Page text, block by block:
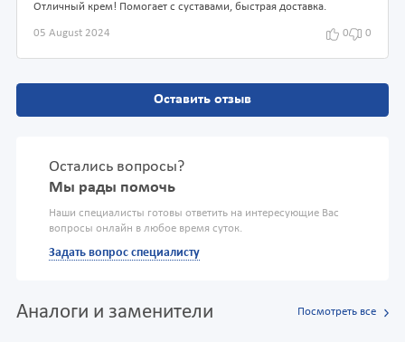
Отличный крем! Помогает с суставами, быстрая доставка.
05 August 2024 0 0
Оставить отзыв
Остались вопросы?
Мы рады помочь
Наши специалисты готовы ответить на интересующие Вас
вопросы онлайн в любое время суток.
Задать вопрос специалисту
Аналоги и заменители Посмотреть все